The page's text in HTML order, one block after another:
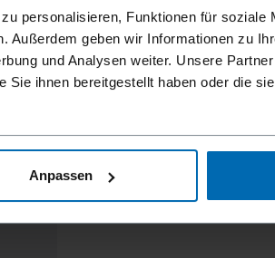
personalisieren, Funktionen für soziale
Außerdem geben wir Informationen zu
und Analysen weiter. Unsere
ihnen bereitgestellt haben oder die
Anpassen